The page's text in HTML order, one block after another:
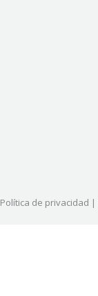
Política de privacidad |